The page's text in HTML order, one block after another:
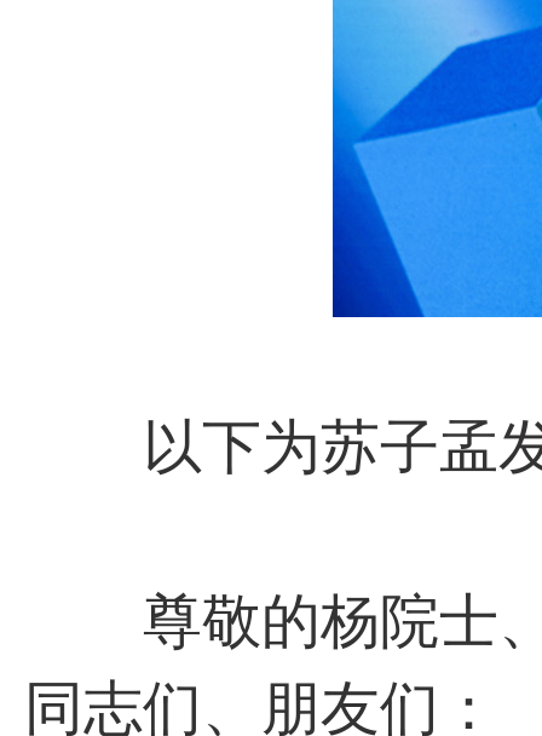
以下为苏子孟
尊敬的杨院士、
同志们、朋友们：